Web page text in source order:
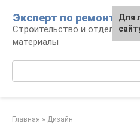
контенту
Эксперт по ремонту
Строительство и отделка:
материалы
Главная » Дизайн
Для
Для